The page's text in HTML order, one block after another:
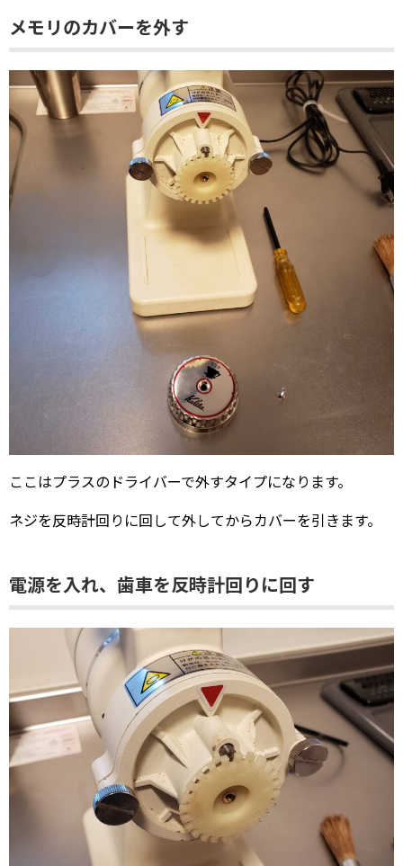
メモリのカバーを外す
ここはプラスのドライバーで外すタイプになります。
ネジを反時計回りに回して外してからカバーを引きます。
電源を入れ、歯車を反時計回りに回す